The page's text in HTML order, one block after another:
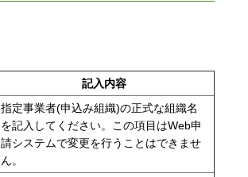
記入内容
指定事業者(申込み組織)の正式な組織名
を記入してください。この項目はWeb申
請システムで変更を行うことはできませ
ん。